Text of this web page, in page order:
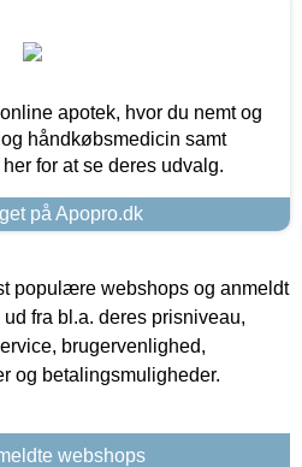
apotek, hvor du nemt og
håndkøbsmedicin samt
for at se deres udvalg.
på Apopro.dk
populære webshops og anmeldt
fra bl.a. deres prisniveau,
brugervenlighed,
og betalingsmuligheder.
webshops